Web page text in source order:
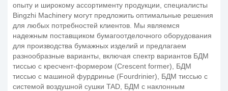
опыту и широкому ассортименту продукции, специалисты
Bingzhi Machinery могут предложить оптимальные решения
для любых потребностей клиентов. Мы являемся
надежным поставщиком бумагоотделочного оборудования
для производства бумажных изделий и предлагаем
разнообразные варианты, включая спектр вариантов БДМ
тиссью с кресчент-формером (Crescent former), БДМ
тиссью с машиной фурдринье (Fourdrinier), БДМ тиссью с
системой воздушной сушки TAD, БДМ с наклонным